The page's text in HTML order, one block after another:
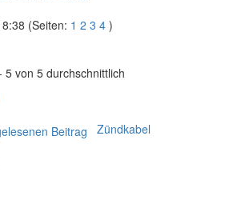
(Seiten: 1 2 3 4 )
5 von 5 durchschnittlich
Zündkabel